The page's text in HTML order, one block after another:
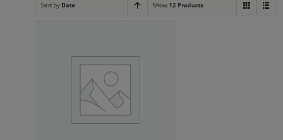
Sort by Date Show 12 Products